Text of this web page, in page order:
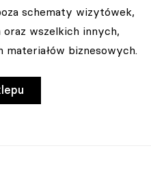
schematy wizytówek,
wszelkich innych,
biznesowych.